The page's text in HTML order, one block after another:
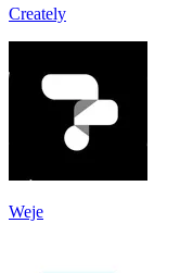
Creately
Weje